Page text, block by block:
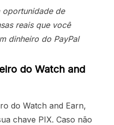
oportunidade de
reais que você
dinheiro do PayPal
do Watch and
do Watch and Earn,
chave PIX. Caso não